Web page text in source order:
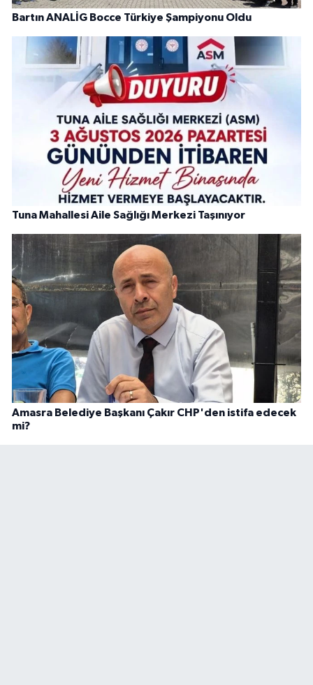
Bartın ANALİG Bocce Türkiye Şampiyonu Oldu
Tuna Mahallesi Aile Sağlığı Merkezi Taşınıyor
Amasra Belediye Başkanı Çakır CHP'den istifa edecek
mi?